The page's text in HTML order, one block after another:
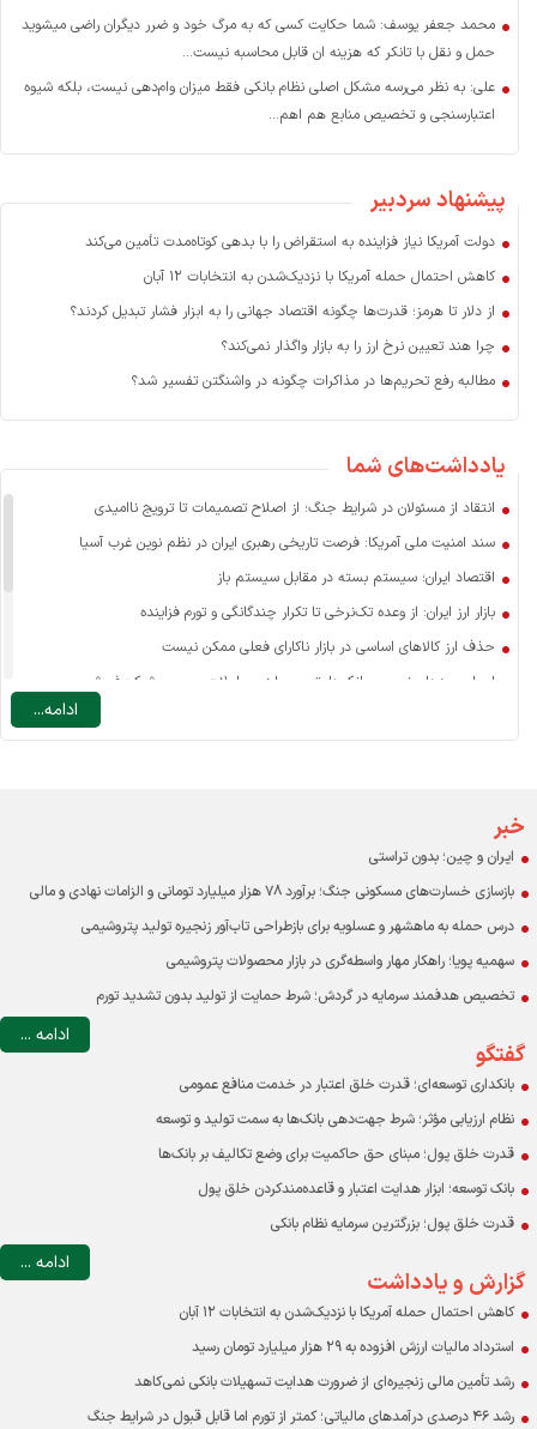
محمد جعفر یوسف: شما حکایت کسی که به مرگ خود و ضرر دیگران راضی میشوید
حمل و نقل با تانکر که هزینه ان قابل محاسبه نیست...
علی: به نظر می‌رسه مشکل اصلی نظام بانکی فقط میزان وام‌دهی نیست، بلکه شیوه
اعتبارسنجی و تخصیص منابع هم اهم...
پیشنهاد سردبیر
دولت آمریکا نیاز فزاینده به استقراض را با بدهی کوتاه‌مدت تأمین می‌کند
کاهش احتمال حمله آمریکا با نزدیک‌شدن به انتخابات ۱۲ آبان
از دلار تا هرمز؛ قدرت‌ها چگونه اقتصاد جهانی را به ابزار فشار تبدیل کردند؟
چرا هند تعیین نرخ ارز را به بازار واگذار نمی‌کند؟
مطالبه رفع تحریم‌ها در مذاکرات چگونه در واشنگتن تفسیر شد؟
یادداشت‌های شما
انتقاد از مسئولان در شرایط جنگ؛ از اصلاح تصمیمات تا ترویج ناامیدی
سند امنیت ملی آمریکا: فرصت تاریخی رهبری ایران در نظم نوین غرب آسیا
اقتصاد ایران؛ سیستم بسته در مقابل سیستم باز
بازار ارز ایران: از وعده تک‌نرخی تا تکرار چندگانگی و تورم فزاینده
حذف ارز کالاهای اساسی در بازار ناکارای فعلی ممکن نیست
اسرار سودهای نجومی بانک‌ها: تسعیر ارز، معاملات صوری و شرکت‌فروشی
ادامه...
خبر
ایران و چین؛ بدون تراستی
بازسازی خسارت‌های مسکونی جنگ؛ برآورد ۷۸ هزار میلیارد تومانی و الزامات نهادی و مالی
درس حمله به ماهشهر و عسلویه برای بازطراحی تاب‌آور زنجیره تولید پتروشیمی
سهمیه پویا؛ راهکار مهار واسطه‌گری در بازار محصولات پتروشیمی
تخصیص هدفمند سرمایه در گردش؛ شرط حمایت از تولید بدون تشدید تورم
ادامه ...
گفتگو
بانکداری توسعه‌ای؛ قدرت خلق اعتبار در خدمت منافع عمومی
نظام ارزیابی مؤثر؛ شرط جهت‌دهی بانک‌ها به سمت تولید و توسعه
قدرت خلق پول؛ مبنای حق حاکمیت برای وضع تکالیف بر بانک‌ها
بانک توسعه؛ ابزار هدایت اعتبار و قاعده‌مندکردن خلق پول
قدرت خلق پول؛ بزرگترین سرمایه نظام بانکی
ادامه ...
گزارش و یادداشت
کاهش احتمال حمله آمریکا با نزدیک‌شدن به انتخابات ۱۲ آبان
استرداد مالیات ارزش افزوده به ۲۹ هزار میلیارد تومان رسید
رشد تأمین مالی زنجیره‌ای از ضرورت هدایت تسهیلات بانکی نمی‌کاهد
رشد ۴۶ درصدی درآمدهای مالیاتی؛ کمتر از تورم اما قابل قبول در شرایط جنگ